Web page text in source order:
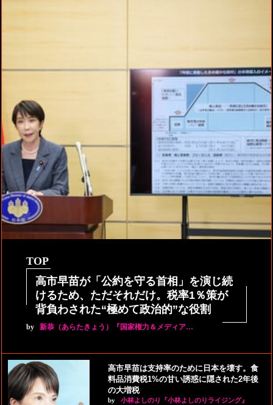
TOP
高市早苗が「公約を守る首相」を演じ続
けるため、ただそれだけ。税率1％策が
背負わされた“極めて政治的”な役割
by 新恭（あらたきょう）『国家権力＆メディア…
高市早苗は支持率のために日本を壊す。食
料品消費税1%の甘い誘惑に隠された2年後
の大増税
by 小林よしのり『小林よしのりライジング』